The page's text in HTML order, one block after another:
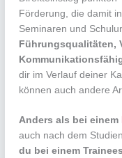
Förderung, die damit
Seminaren und
Führungsqualitäten,
dir im Verlauf deiner
können auch andere
Anders als bei einem
auch nach dem
du bei einem